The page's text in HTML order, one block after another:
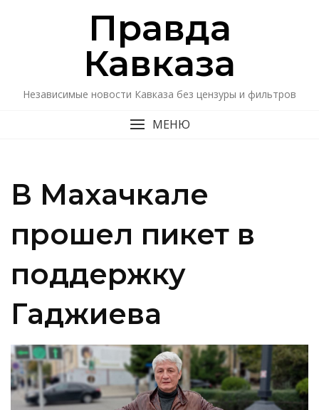
Правда
Кавказa
Независимые новости Кавказа без цензуры и фильтров
МЕНЮ
В Махачкале
прошел пикет в
поддержку
Гаджиева